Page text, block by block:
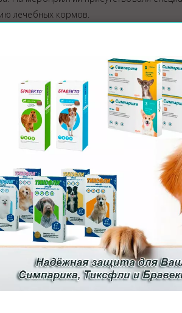
животных
лечебных кормов.
NVC 2018 главный врач Полосков
Отдел ВСЭ
Цербер Меркурий
О